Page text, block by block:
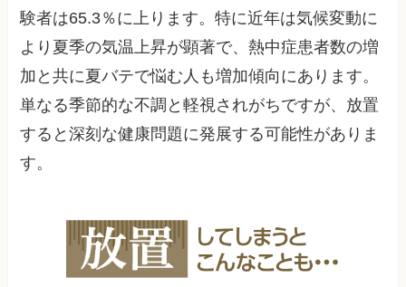
験者は65.3％に上ります。特に近年は気候変動に
より夏季の気温上昇が顕著で、熱中症患者数の増
加と共に夏バテで悩む人も増加傾向にあります。
単なる季節的な不調と軽視されがちですが、放置
すると深刻な健康問題に発展する可能性がありま
す。